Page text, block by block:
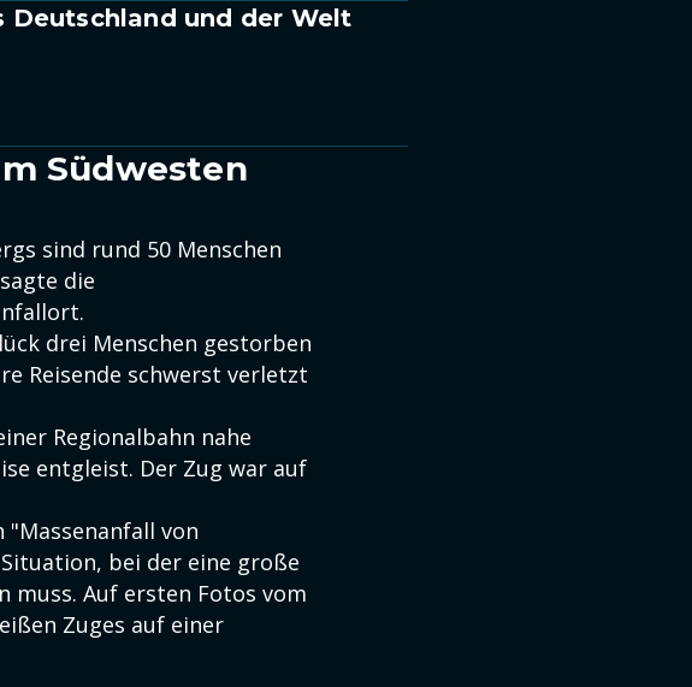
und der Welt
Südwesten
sind rund 50 Menschen
die
drei Menschen gestorben
Reisende schwerst verletzt
Regionalbahn nahe
entgleist. Der Zug war auf
von
bei der eine große
muss. Auf ersten Fotos vom
Zuges auf einer